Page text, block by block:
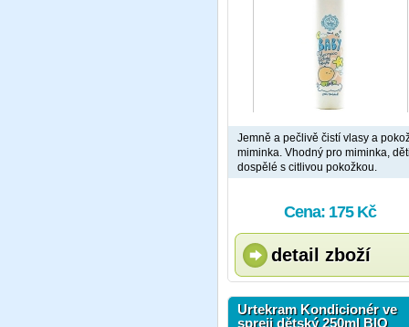
Jemně a pečlivě čistí vlasy a
miminka. Vhodný pro miminka,
dospělé s citlivou pokožkou.
Cena: 175 Kč
detail zboží
Urtekram Kondicionér ve
spreji dětský 250ml BIO